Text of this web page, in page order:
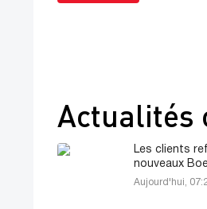
Actualités
Les clients
nouveaux
Aujourd'hui,